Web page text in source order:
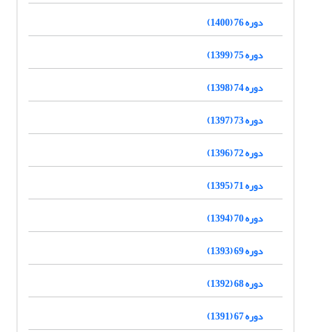
دوره 76 (1400)
دوره 75 (1399)
دوره 74 (1398)
دوره 73 (1397)
دوره 72 (1396)
دوره 71 (1395)
دوره 70 (1394)
دوره 69 (1393)
دوره 68 (1392)
دوره 67 (1391)